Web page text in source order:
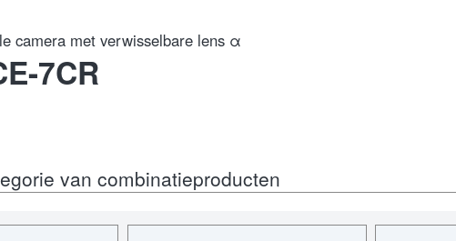
camera met verwisselbare lens α
7CR
van combinatieproducten